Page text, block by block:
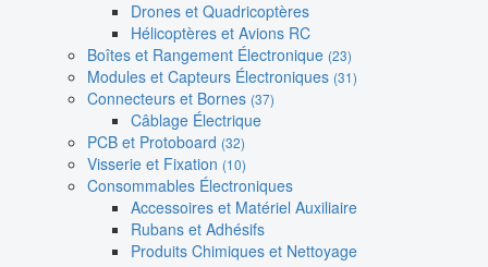
Drones et Quadricoptères
Hélicoptères et Avions RC
Boîtes et Rangement Électronique (23)
Modules et Capteurs Électroniques (31)
Connecteurs et Bornes (37)
Câblage Électrique
PCB et Protoboard (32)
Visserie et Fixation (10)
Consommables Électroniques
Accessoires et Matériel Auxiliaire
Rubans et Adhésifs
Produits Chimiques et Nettoyage